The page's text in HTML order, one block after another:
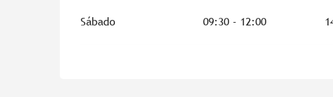
Sábado 09:30 - 12:00